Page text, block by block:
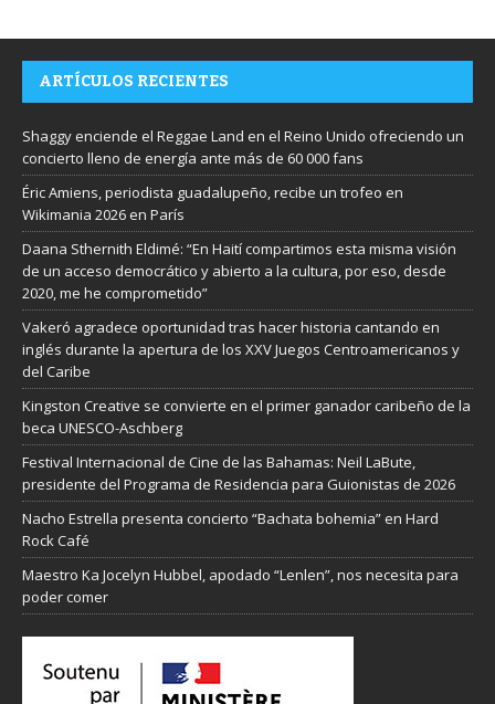
ARTÍCULOS RECIENTES
Shaggy enciende el Reggae Land en el Reino Unido ofreciendo un
concierto lleno de energía ante más de 60 000 fans
Éric Amiens, periodista guadalupeño, recibe un trofeo en
Wikimania 2026 en París
Daana Sthernith Eldimé: “En Haití compartimos esta misma visión
de un acceso democrático y abierto a la cultura, por eso, desde
2020, me he comprometido”
Vakeró agradece oportunidad tras hacer historia cantando en
inglés durante la apertura de los XXV Juegos Centroamericanos y
del Caribe
Kingston Creative se convierte en el primer ganador caribeño de la
beca UNESCO-Aschberg
Festival Internacional de Cine de las Bahamas: Neil LaBute,
presidente del Programa de Residencia para Guionistas de 2026
Nacho Estrella presenta concierto “Bachata bohemia” en Hard
Rock Café
Maestro Ka Jocelyn Hubbel, apodado “Lenlen”, nos necesita para
poder comer